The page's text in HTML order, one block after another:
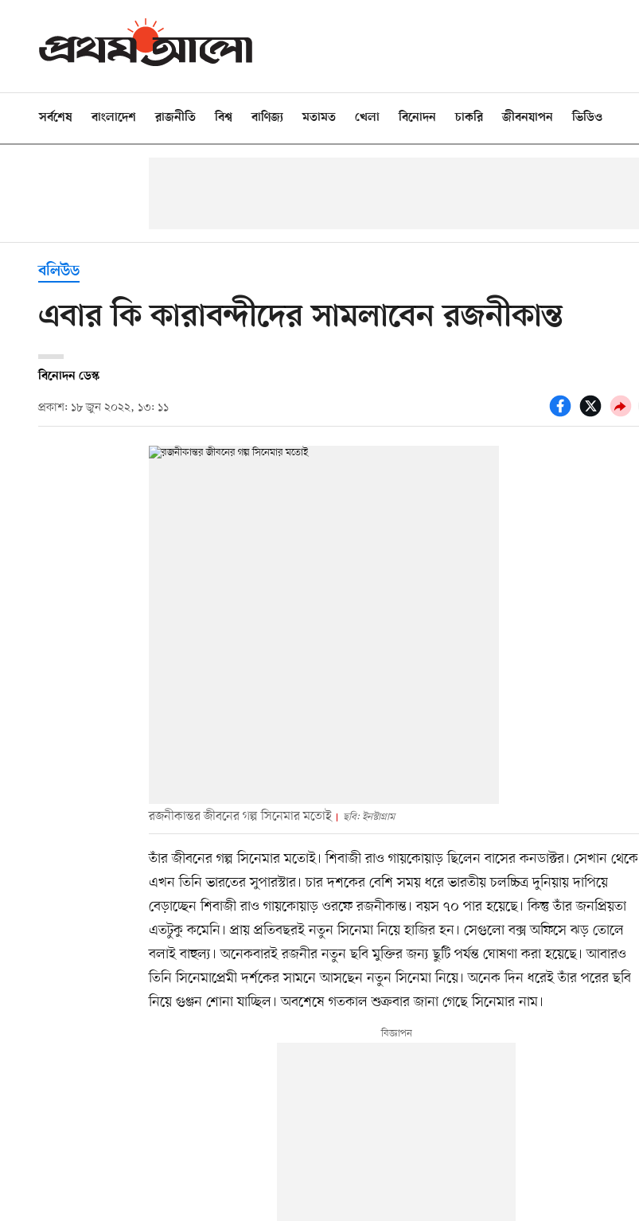
সর্বশেষ বাংলাদেশ রাজনীতি বিশ্ব বাণিজ্য মতামত খেলা বিনোদন চাকরি জীবনযাপন ভিডিও
বলিউড
এবার কি কারাবন্দীদের সামলাবেন রজনীকান্ত
বিনোদন ডেস্ক
প্রকাশ: ১৮ জুন ২০২২, ১৩: ১১
রজনীকান্তর জীবনের গল্প সিনেমার মতোই ছবি: ইনস্টাগ্রাম
তাঁর জীবনের গল্প সিনেমার মতোই। শিবাজী রাও গায়কোয়াড় ছিলেন বাসের কনডাক্টর। সেখান থেকে
এখন তিনি ভারতের সুপারস্টার। চার দশকের বেশি সময় ধরে ভারতীয় চলচ্চিত্র দুনিয়ায় দাপিয়ে
বেড়াচ্ছেন শিবাজী রাও গায়কোয়াড় ওরফে রজনীকান্ত। বয়স ৭০ পার হয়েছে। কিন্তু তাঁর জনপ্রিয়তা
এতটুকু কমেনি। প্রায় প্রতিবছরই নতুন সিনেমা নিয়ে হাজির হন। সেগুলো বক্স অফিসে ঝড় তোলে
বলাই বাহুল্য। অনেকবারই রজনীর নতুন ছবি মুক্তির জন্য ছুটি পর্যন্ত ঘোষণা করা হয়েছে। আবারও
তিনি সিনেমাপ্রেমী দর্শকের সামনে আসছেন নতুন সিনেমা নিয়ে। অনেক দিন ধরেই তাঁর পরের ছবি
নিয়ে গুঞ্জন শোনা যাচ্ছিল। অবশেষে গতকাল শুক্রবার জানা গেছে সিনেমার নাম।